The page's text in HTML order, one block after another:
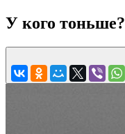
У кого тоньше?